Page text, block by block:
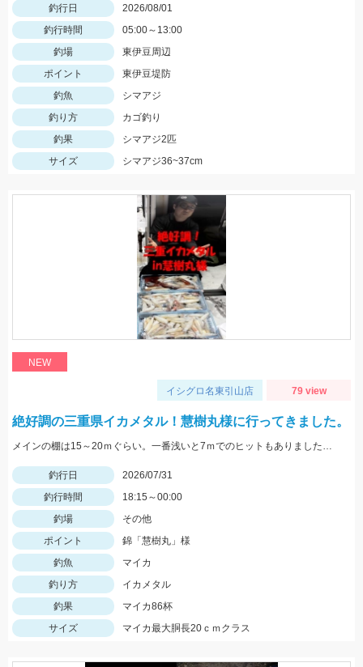
釣行日
2026/08/01
釣行時間
05:00～13:00
釣場
東伊豆周辺
ポイント
東伊豆堤防
釣魚
シマアジ
釣り方
カゴ釣り
釣果
シマアジ2匹
サイズ
シマアジ36~37cm
NEW
イシグロ名東引山店 79 view
絶好調の三重県イカメタル！慧樹丸様に行ってきました。
メインの棚は15～20ｍぐらい。一番浅いと7ｍでのヒットもありました。色々なカラーで釣れましたが、ケイムラ系が強かったです。サイズは小型中心の為、アタリが小さいので違和感→即フッキングですよ♪
釣行日
2026/07/31
釣行時間
18:15～00:00
釣場
その他
ポイント
錦「慧樹丸」様
釣魚
マイカ
釣り方
イカメタル
釣果
マイカ86杯
サイズ
マイカ最大胴長20ｃｍクラス